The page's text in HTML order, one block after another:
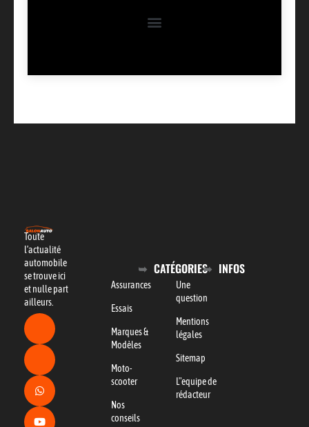
Toute
l’actualité
automobile
se trouve ici
et nulle part
ailleurs.
CATÉGORIES
Assurances
Essais
Marques &
Modèles
Moto-
scooter
Nos
conseils
INFOS
Une
question
Mentions
légales
Sitemap
L"equipe de
rédacteur